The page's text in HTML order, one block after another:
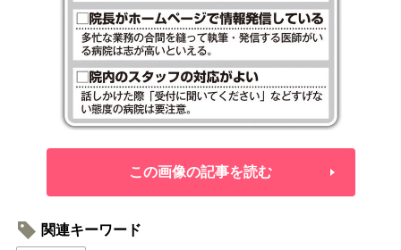
この画像の記事を読む
関連キーワード